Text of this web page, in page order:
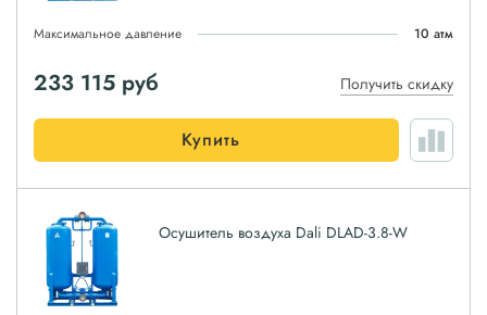
Максимальное давление 10 атм
233 115 руб Получить скидку
Купить
Осушитель воздуха Dali DLAD-3.8-W